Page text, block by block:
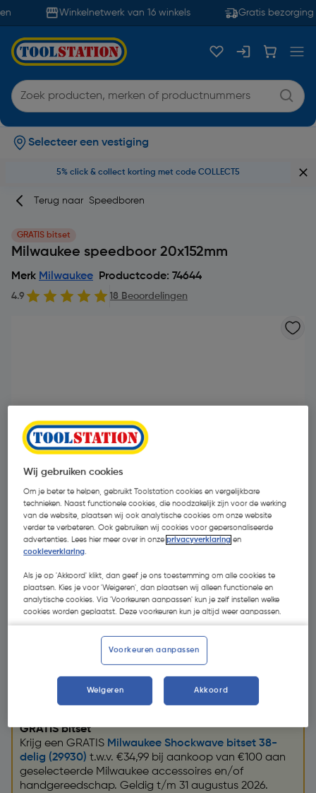
Winkelnetwerk van 16 winkels Gratis bezorging
Selecteer een vestiging
5% click & collect korting met code COLLECT5
Terug naar Speedboren
GRATIS bitset
Milwaukee speedboor 20x152mm
Merk Milwaukee Productcode: 74644
4.9 18 Beoordelingen
€ 5,58
€ 1,77| Excl. btw € 1,46
Promoties
GRATIS bitset
Krijg een GRATIS Milwaukee Shockwave bitset 38-
delig (29930) t.w.v. €34,99 bij aankoop van €100 aan
geselecteerde Milwaukee accessoires en/of
handgereedschap. Geldig t/m 31 augustus 2026.
Wij gebruiken cookies
Om je beter te helpen, gebruikt Toolstation cookies en vergelijkbare
technieken. Naast functionele cookies, die noodzakelijk zijn voor de werking
van de website, plaatsen wij ook analytische cookies om onze website
verder te verbeteren. Ook gebruiken wij cookies voor gepersonaliseerde
advertenties. Lees hier meer over in onzeprivacyverklaring en
cookieverklaring.
Als je op 'Akkoord' klikt, dan geef je ons toestemming om alle cookies te
plaatsen. Kies je voor 'Weigeren', dan plaatsen wij alleen functionele en
analytische cookies. Via 'Voorkeuren aanpassen' kun je zelf instellen welke
cookies worden geplaatst. Deze voorkeuren kun je altijd weer aanpassen.
Voorkeuren aanpassen
Weigeren Akkoord